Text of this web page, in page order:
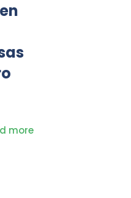
more